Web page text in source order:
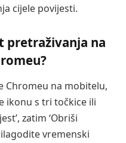
cijele povijesti.
pretraživanja na
Chromeu na mobitelu,
ikonu s tri točkice ili
zatim ‘Obriši
vremenski